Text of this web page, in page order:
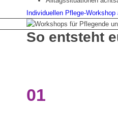
Individuellen Pflege-Workshop
So entsteht
01